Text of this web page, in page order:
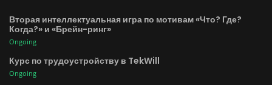
Вторая интеллектуальная игра по мотивам «Что? Где?
Когда?» и «Брейн-ринг»
Ongoing
Курс по трудоустройству в TekWill
Ongoing